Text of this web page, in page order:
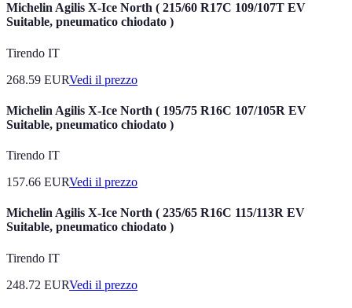
Michelin Agilis X-Ice North ( 215/60 R17C 109/107T EV
Suitable, pneumatico chiodato )
Tirendo IT
268.59 EURVedi il prezzo
Michelin Agilis X-Ice North ( 195/75 R16C 107/105R EV
Suitable, pneumatico chiodato )
Tirendo IT
157.66 EURVedi il prezzo
Michelin Agilis X-Ice North ( 235/65 R16C 115/113R EV
Suitable, pneumatico chiodato )
Tirendo IT
248.72 EURVedi il prezzo